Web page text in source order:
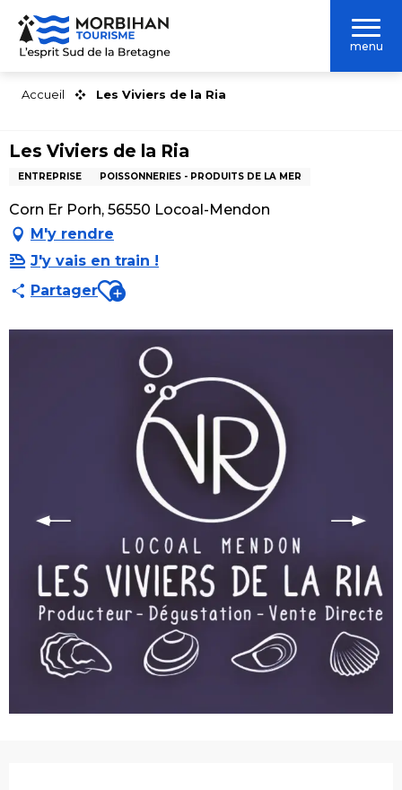
Aller
contenu
menu
Accueil Les Viviers de la Ria
Les Viviers de la Ria
ENTREPRISE POISSONNERIES - PRODUITS DE LA MER
Corn Er Porh, 56550 Locoal-Mendon
M'y rendre
J'y vais en train !
PartagerAjouter aux favoris